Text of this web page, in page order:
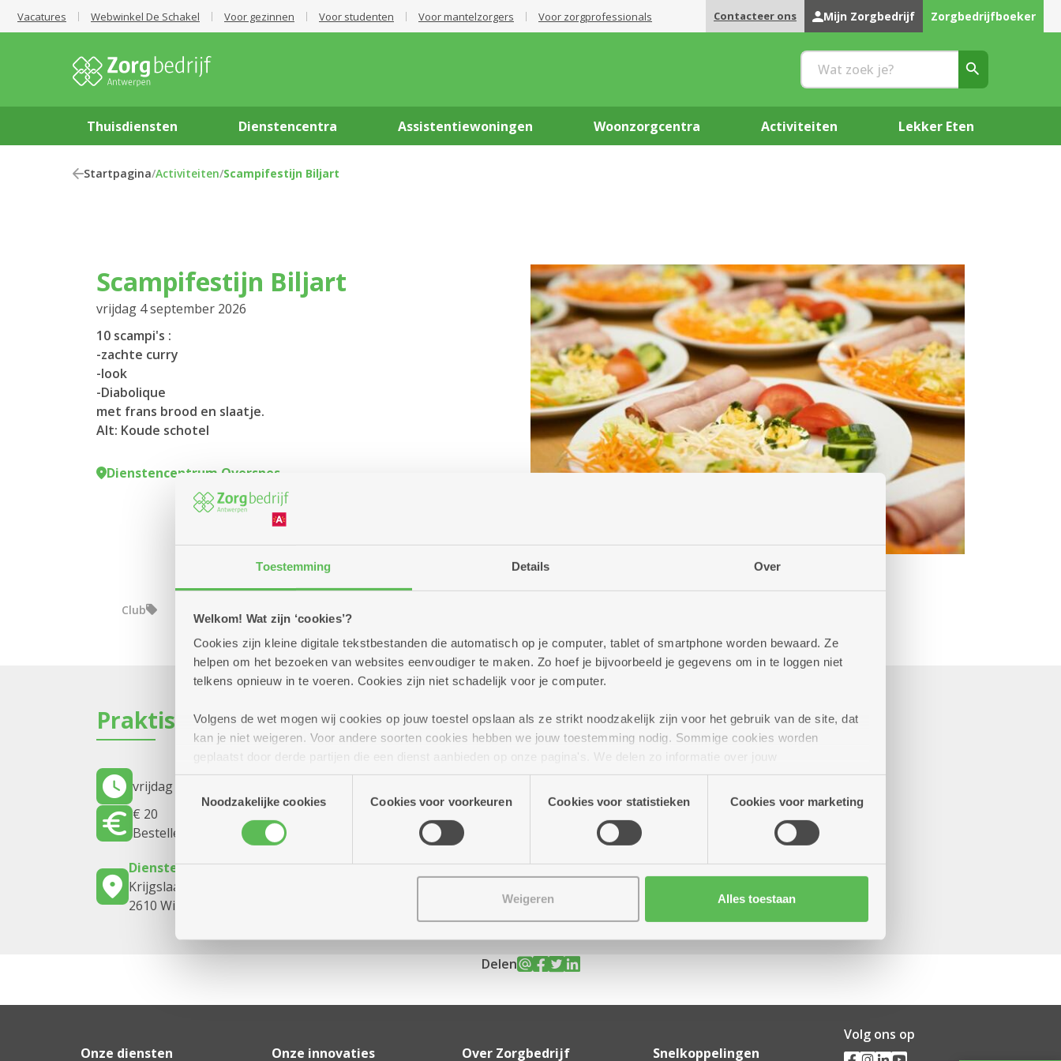
Toestemming Details Over
Welkom! Wat zijn ‘cookies’?
Cookies zijn kleine digitale tekstbestanden die automatisch op je computer, tablet of smartphone worden bewaard. Ze
helpen om het bezoeken van websites eenvoudiger te maken. Zo hoef je bijvoorbeeld je gegevens om in te loggen niet
telkens opnieuw in te voeren. Cookies zijn niet schadelijk voor je computer.
Volgens de wet mogen wij cookies op jouw toestel opslaan als ze strikt noodzakelijk zijn voor het gebruik van de site, dat
kan je niet weigeren. Voor andere soorten cookies hebben we jouw toestemming nodig. Sommige cookies worden
geplaatst door derde partijen die een dienst aanbieden op onze pagina's. We delen zo informatie over jouw
(geanonimiseerd) gebruik van onze site voor social media, advertenties en analyse. Deze partners kunnen deze gegevens
combineren met andere informatie die je aan hen verstrekte.
Noodzakelijke cookies
Cookies voor voorkeuren Cookies voor statistieken Cookies voor marketing
Weigeren Alles toestaan
Vacatures Webwinkel De Schakel Voor gezinnen Voor studenten Voor mantelzorgers Voor zorgprofessionals Contacteer ons Mijn Zorgbedrijf Zorgbedrijfboeker
Thuisdiensten Dienstencentra Assistentiewoningen Woonzorgcentra Activiteiten Lekker Eten
Startpagina/Activiteiten/Scampifestijn Biljart
Scampifestijn Biljart
vrijdag 4 september 2026
10 scampi's :
-zachte curry
-look
-Diabolique
met frans brood en slaatje.
Alt: Koude schotel
Dienstencentrum Oversnes
Club
Praktisch
vrijdag 4 september 2026
€ 20
Bestellen voor 27/8 bij Gust of Ludo op dinsdag en donderdag.
Dienstencentrum Oversnes
Krijgslaan 110
2610 Wilrijk
Delen
Onze diensten Onze innovaties Over Zorgbedrijf Snelkoppelingen
Volg ons op